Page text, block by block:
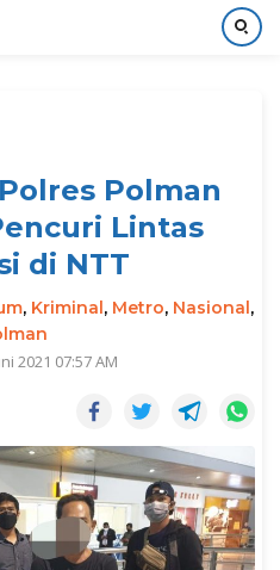
Polman
Lintas
di NTT
, Kriminal, Metro, Nasional,
2021 07:57 AM